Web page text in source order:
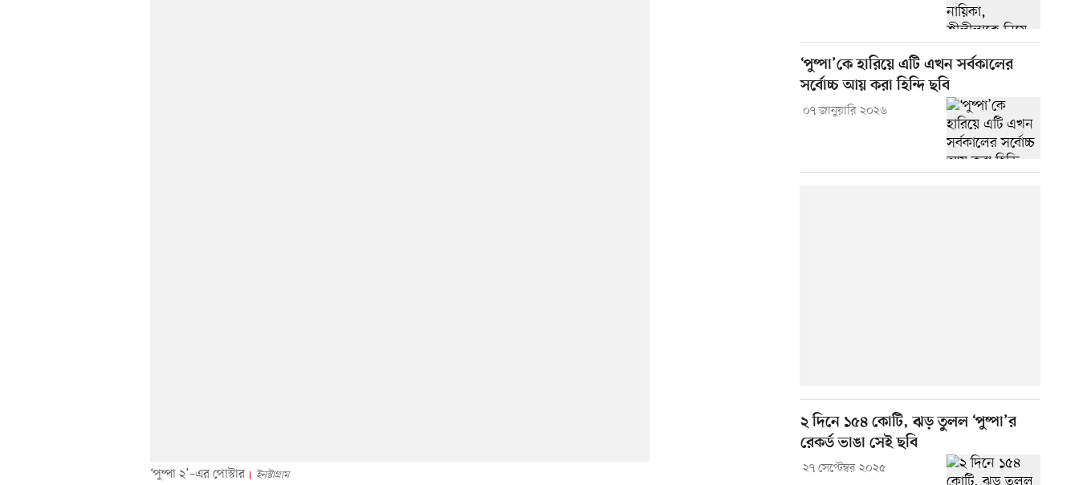
‘পুষ্পা ২’–এর পোস্টার ইনস্টাগ্রাম
‘পুষ্পা’কে হারিয়ে এটি এখন সর্বকালের
সর্বোচ্চ আয় করা হিন্দি ছবি
০৭ জানুয়ারি ২০২৬
২ দিনে ১৫৪ কোটি, ঝড় তুলল ‘পুষ্পা’র
রেকর্ড ভাঙা সেই ছবি
২৭ সেপ্টেম্বর ২০২৫